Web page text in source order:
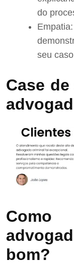
do
seu
Case
bom?